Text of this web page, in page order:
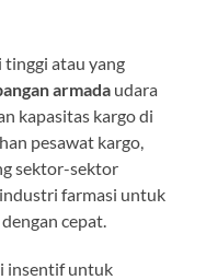
atau yang
armada udara
kapasitas kargo di
pesawat kargo,
sektor-sektor
farmasi untuk
cepat.
insentif untuk